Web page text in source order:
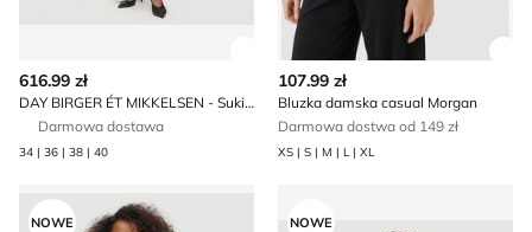
Zobacz szczegóły produktu
616.99 zł
DAY BIRGER ÉT MIKKELSEN - Sukienka casualowa
Darmowa dostawa
34 | 36 | 38 | 40
107.99 zł
Bluzka damska casual Morgan
Darmowa dostwa od 149 zł
XS | S | M | L | XL
Sweter damski casual Vero Moda
NOWE NOWE